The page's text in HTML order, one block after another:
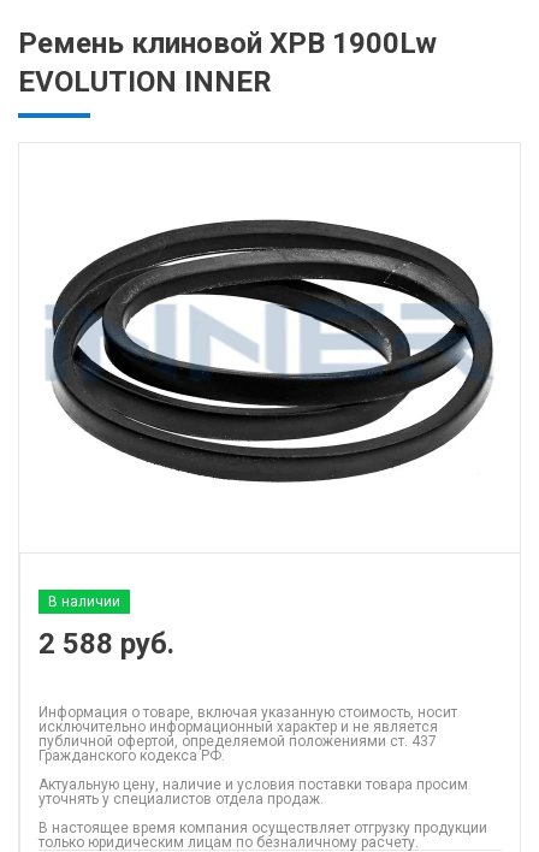
Ремень клиновой XPB 1900Lw
EVOLUTION INNER
В наличии
2 588 руб.
Информация о товаре, включая указанную стоимость, носит
исключительно информационный характер и не является
публичной офертой, определяемой положениями ст. 437
Гражданского кодекса РФ.
Актуальную цену, наличие и условия поставки товара просим
уточнять у специалистов отдела продаж.
В настоящее время компания осуществляет отгрузку продукции
только юридическим лицам по безналичному расчету.